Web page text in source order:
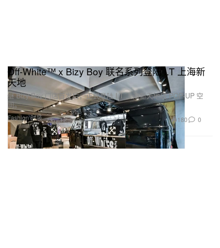
Fashion 时装
Off-White™ x Bizy Boy 联名系列登陆 I.T 上海新
天地
继 Bizy Boy 门店首发后，正式登陆 I.T 上海新天地店 POP-UP 空
间。
May 12, 2026 180 0